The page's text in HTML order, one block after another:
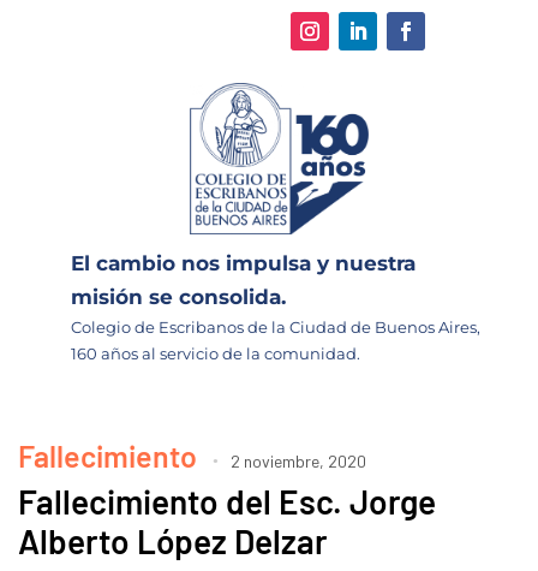
El cambio nos impulsa y nuestra
misión se consolida.
Colegio de Escribanos de la Ciudad de Buenos Aires,
160 años al servicio de la comunidad.
Fallecimiento 2 noviembre, 2020
Fallecimiento del Esc. Jorge
Alberto López Delzar